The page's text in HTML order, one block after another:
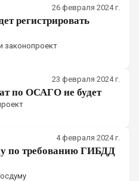
26 февраля 2024 г.
регистрировать
законопроект
23 февраля 2024 г.
по ОСАГО не будет
4 февраля 2024 г.
по требованию ГИБДД